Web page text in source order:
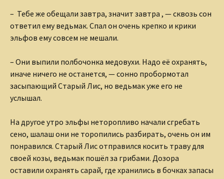
– Тебе же обещали завтра, значит завтра , — сквозь сон
ответил ему ведьмак. Спал он очень крепко и крики
эльфов ему совсем не мешали.
– Они выпили полбочонка медовухи. Надо её охранять,
иначе ничего не останется, — сонно пробормотал
засыпающий Старый Лис, но ведьмак уже его не
услышал.
На другое утро эльфы неторопливо начали сгребать
сено, шалаш они не торопились разбирать, очень он им
понравился. Старый Лис отправился косить траву для
своей козы, ведьмак пошёл за грибами. Дозора
оставили охранять сарай, где хранились в бочках запасы